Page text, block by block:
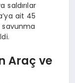
saldırılar
ait 45
savunma
Araç ve